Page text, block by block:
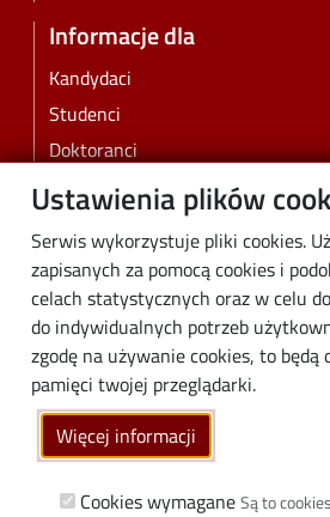
Ustawienia plików
Serwis wykorzystuje pliki cookies.
zapisanych za pomocą cookies i
celach statystycznych oraz w celu
do indywidualnych potrzeb
zgodę na używanie cookies, to będą
pamięci twojej przeglądarki.
Więcej informacji
Cookies wymagane Są to
Informacje dla
Kandydaci
Studenci
Doktoranci
Pracownicy
Biznes
Media
Społeczność lokalna
Linki
Wikamp
Poczta elektroniczna
Biblioteka PŁ